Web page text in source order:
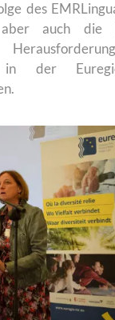
des
auch die
in der